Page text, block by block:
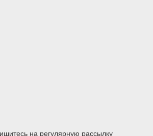
на регулярную рассылку